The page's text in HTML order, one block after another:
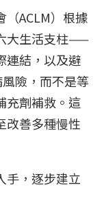
（ACLM）根據
大生活支柱——
連結，以及避
險，而不是等
充劑補救。這
改善多種慢性
手，逐步建立